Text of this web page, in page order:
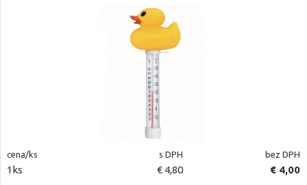
cena/ks s DPH bez DPH
1ks € 4,80 € 4,00